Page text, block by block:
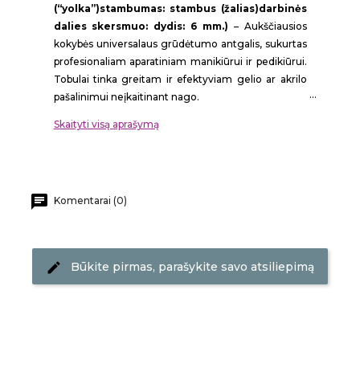
(“yolka”)stambumas: stambus (žalias)darbinės
dalies skersmuo: dydis: 6 mm.) – Aukščiausios
kokybės universalaus grūdėtumo antgalis, sukurtas
profesionaliam aparatiniam manikiūrui ir pedikiūrui.
Tobulai tinka greitam ir efektyviam gelio ar akrilo
pašalinimui neįkaitinant nago.
Profesionalus ir tikslus darbas
dirbtinę medžiagą (gelį, akrilą ar hibridą) jos
Antgalis pagamintas iš aukštos kokybės lydinio,
Skaityti visą aprašymą
Komentarai (0)
Būkite pirmas, parašykite savo atsiliepimą